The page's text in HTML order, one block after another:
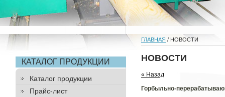
КАТАЛОГ ПРОДУКЦИИ
Каталог продукции
Прайс-лист
ГЛАВНАЯ / НОВОСТИ
НОВОСТИ
« Назад
Горбыльно-